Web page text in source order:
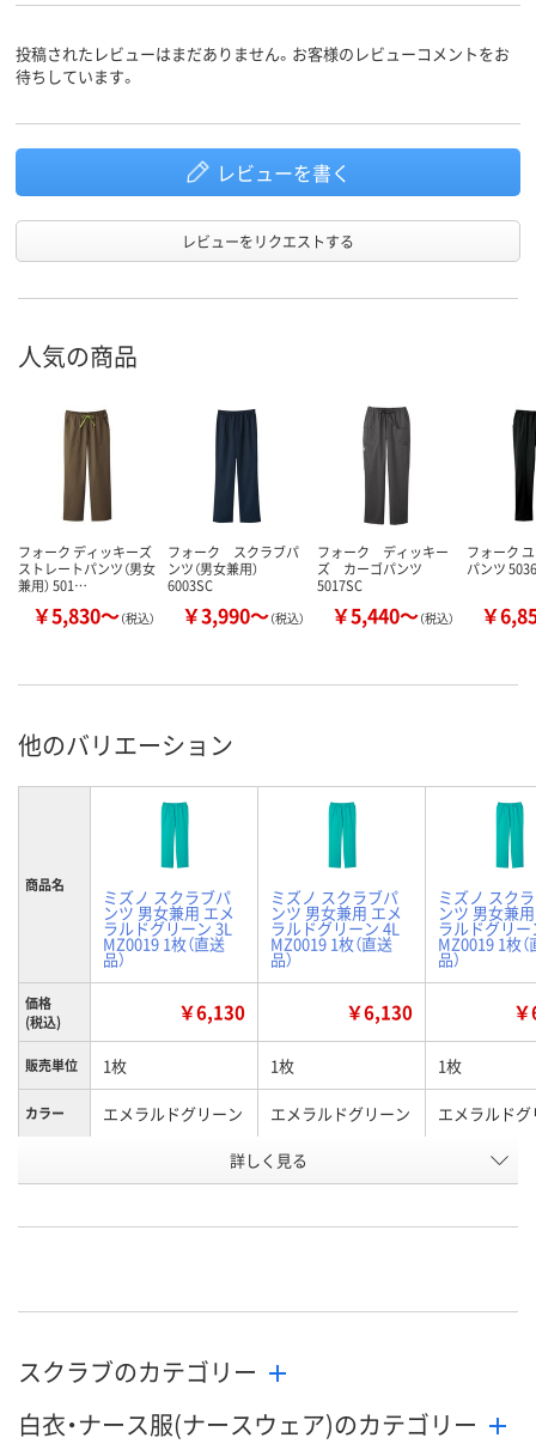
投稿されたレビューはまだありません。お客様のレビューコメントをお
待ちしています。
レビューを書く
レビューをリクエストする
人気の商品
フォーク ディッキーズ
ストレートパンツ（男女
兼用） 501…
￥5,830～（税込）
フォーク スクラブパ
ンツ（男女兼用）
6003SC
￥3,990～（税込）
フォーク ディッキー
ズ カーゴパンツ
5017SC
￥5,440～（税込）
フォーク
パンツ
￥
他のバリエーション
商品名
ミズノ スクラブパ
ンツ 男女兼用 エメ
ラルドグリーン 3L
MZ0019 1枚（直送
品）
ミズノ スクラブパ
ンツ 男女兼用 エメ
ラルドグリーン 4L
MZ0019 1枚（直送
品）
ミズノ スク
ンツ 男女兼
ラルドグリー
MZ0019 1枚（
品）
価格
(税込)
￥6,130 ￥6,130
販売単位 1枚 1枚 1枚
カラー エメラルドグリーン エメラルドグリーン エメラルド
4L
号
お届け日 9月2日（水）まで 9月2日（水）まで 9月2日（水）
数量
カゴへ
数量
カゴへ カ
詳しく見る
スクラブのカテゴリー
白衣・ナース服(ナースウェア)のカテゴリー